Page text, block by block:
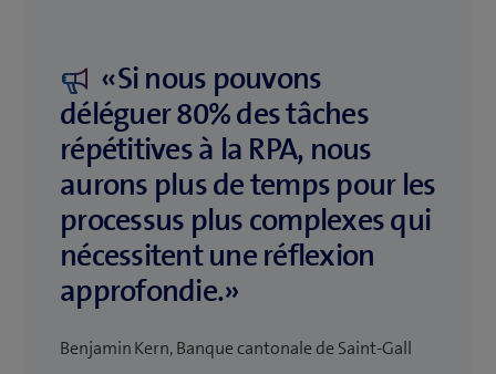
«Si nous pouvons
déléguer 80% des tâches
répétitives à la RPA, nous
aurons plus de temps pour les
processus plus complexes qui
nécessitent une réflexion
approfondie.»
Benjamin Kern, Banque cantonale de Saint-Gall